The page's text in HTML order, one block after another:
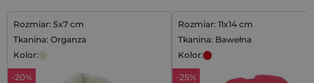
Rozmiar: 5x7 cm
Tkanina: Organza
Kolor:
-20%
Rozmiar: 11x14 cm
Tkanina: Bawełna
Kolor:
-25%